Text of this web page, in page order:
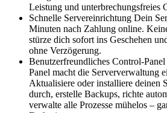
Leistung und unterbrechungsfreies
Schnelle Servereinrichtung Dein
Minuten nach Zahlung online.
stürze dich sofort ins Geschehen
ohne Verzögerung.
Benutzerfreundliches Control-
Panel macht die Serververwaltung
Aktualisiere oder installiere deinen
durch, erstelle Backups, richte
verwalte alle Prozesse mühelos –